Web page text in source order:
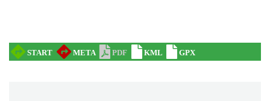
Cieszyn
2026-09-20
0.31 km